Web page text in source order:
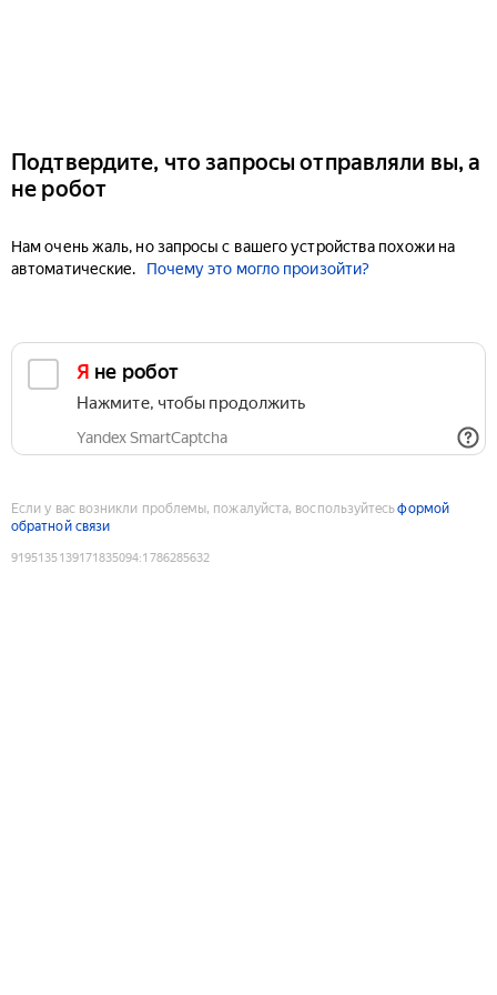
Подтвердите, что запросы отправляли вы, а
не робот
Нам очень жаль, но запросы с вашего устройства похожи на
автоматические.
Почему это могло произойти?
Я не робот
Нажмите, чтобы продолжить
Yandex SmartCaptcha
Если у вас возникли проблемы, пожалуйста, воспользуйтесьформой
обратной связи
9195135139171835094:1786285632